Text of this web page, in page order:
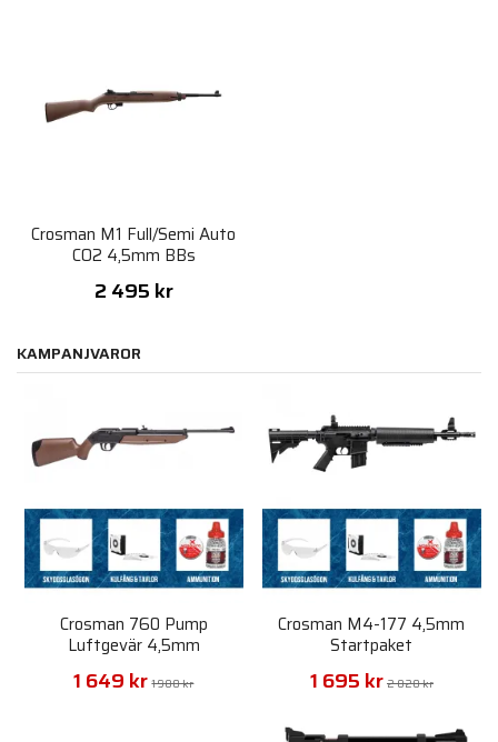
Crosman M1 Full/Semi Auto
CO2 4,5mm BBs
2 495 kr
KAMPANJVAROR
Crosman 760 Pump
Luftgevär 4,5mm
Startpaket
1 649 kr 1 980 kr
Crosman M4-177 4,5mm
Startpaket
1 695 kr 2 020 kr